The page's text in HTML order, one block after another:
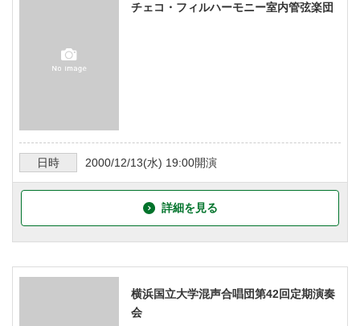
チェコ・フィルハーモニー室内管弦楽団
日時 2000/12/13(水) 19:00開演
詳細を見る
横浜国立大学混声合唱団第42回定期演奏
会